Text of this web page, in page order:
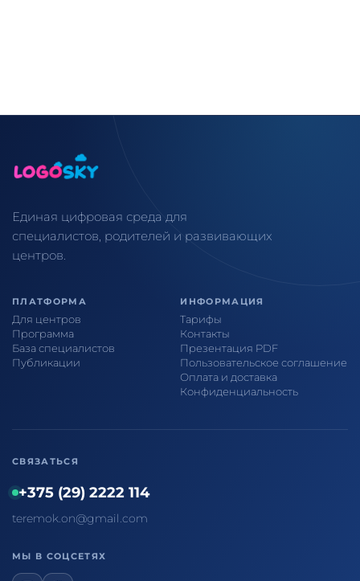
Единая цифровая среда для
специалистов, родителей и развивающих
центров.
ПЛАТФОРМА
Для центров
Программа
База специалистов
Публикации
ИНФОРМАЦИЯ
Тарифы
Контакты
Презентация PDF
Пользовательское соглашение
Оплата и доставка
Конфиденциальность
СВЯЗАТЬСЯ
+375 (29) 2222 114
teremok.on@gmail.com
МЫ В СОЦСЕТЯХ